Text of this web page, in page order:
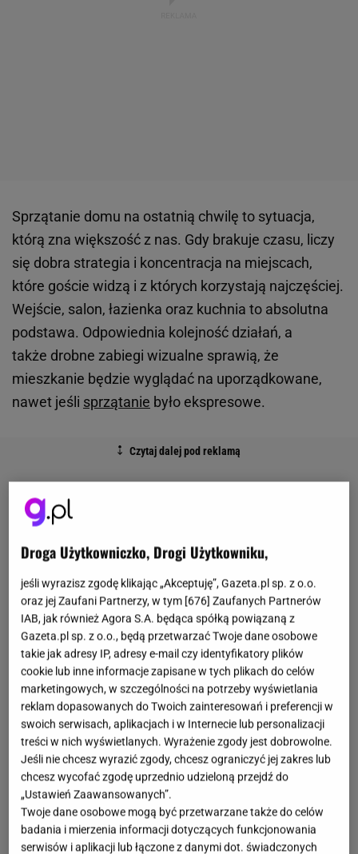
Sprzątanie domu na ostatnią chwilę to sytuacja,
którą zna większość z nas. Gdy brakuje czasu, liczy
się dobra strategia i koncentracja na miejscach,
które goście widzą i z których korzystają najczęściej.
Wejście, salon, łazienka oraz kuchnia to absolutna
podstawa. Odpowiednia kolejność działań, a
także drobne zabiegi wizualne sprawią, że
mieszkanie będzie wyglądać na uporządkowane,
nawet jeśli sprzątanie było ekspresowe.
Droga Użytkowniczko, Drogi Użytkowniku,
jeśli wyrazisz zgodę klikając „Akceptuję”, Gazeta.pl sp. z o.o.
oraz jej Zaufani Partnerzy, w tym [676] Zaufanych Partnerów
IAB, jak również Agora S.A. będąca spółką powiązaną z
Gazeta.pl sp. z o.o., będą przetwarzać Twoje dane osobowe
takie jak adresy IP, adresy e-mail czy identyfikatory plików
cookie lub inne informacje zapisane w tych plikach do celów
marketingowych, w szczególności na potrzeby wyświetlania
reklam dopasowanych do Twoich zainteresowań i preferencji w
swoich serwisach, aplikacjach i w Internecie lub personalizacji
treści w nich wyświetlanych. Wyrażenie zgody jest dobrowolne.
Jeśli nie chcesz wyrazić zgody, chcesz ograniczyć jej zakres lub
chcesz wycofać zgodę uprzednio udzieloną przejdź do
„Ustawień Zaawansowanych”.
Twoje dane osobowe mogą być przetwarzane także do celów
badania i mierzenia informacji dotyczących funkcjonowania
serwisów i aplikacji lub łączone z danymi dot. świadczonych